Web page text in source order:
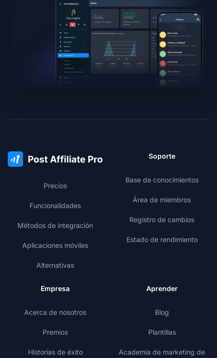
Precios
Funcionalidades
Métodos de integración
Aplicaciones móviles
Alternativas
Soporte
Base de conocimientos
Área de miembros
Registro de cambios
Estado de rendimiento
Empresa
Acerca de nosotros
Premios
Historias de éxito
Aprender
Blog
Plantillas
Academia de marketing de